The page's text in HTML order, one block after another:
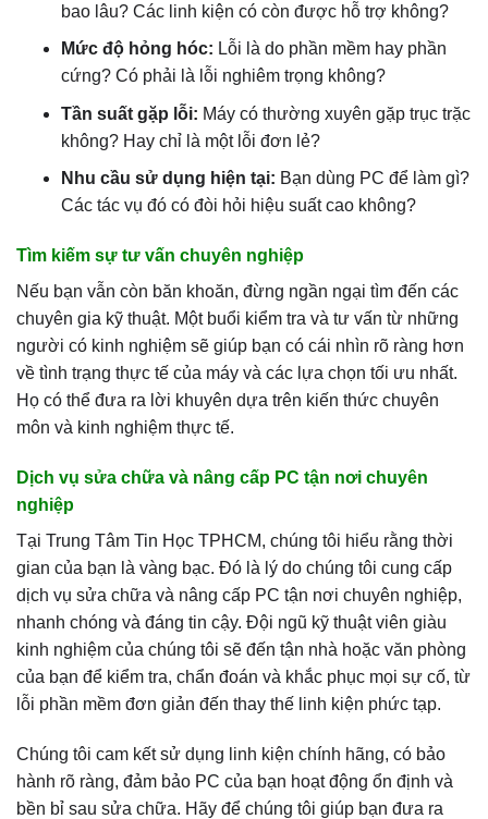
bao lâu? Các linh kiện có còn được hỗ trợ không?
Mức độ hỏng hóc: Lỗi là do phần mềm hay phần
cứng? Có phải là lỗi nghiêm trọng không?
Tần suất gặp lỗi: Máy có thường xuyên gặp trục trặc
không? Hay chỉ là một lỗi đơn lẻ?
Nhu cầu sử dụng hiện tại: Bạn dùng PC để làm gì?
Các tác vụ đó có đòi hỏi hiệu suất cao không?
Tìm kiếm sự tư vấn chuyên nghiệp
Nếu bạn vẫn còn băn khoăn, đừng ngần ngại tìm đến các
chuyên gia kỹ thuật. Một buổi kiểm tra và tư vấn từ những
người có kinh nghiệm sẽ giúp bạn có cái nhìn rõ ràng hơn
về tình trạng thực tế của máy và các lựa chọn tối ưu nhất.
Họ có thể đưa ra lời khuyên dựa trên kiến thức chuyên
môn và kinh nghiệm thực tế.
Dịch vụ sửa chữa và nâng cấp PC tận nơi chuyên
nghiệp
Tại Trung Tâm Tin Học TPHCM, chúng tôi hiểu rằng thời
gian của bạn là vàng bạc. Đó là lý do chúng tôi cung cấp
dịch vụ sửa chữa và nâng cấp PC tận nơi chuyên nghiệp,
nhanh chóng và đáng tin cậy. Đội ngũ kỹ thuật viên giàu
kinh nghiệm của chúng tôi sẽ đến tận nhà hoặc văn phòng
của bạn để kiểm tra, chẩn đoán và khắc phục mọi sự cố, từ
lỗi phần mềm đơn giản đến thay thế linh kiện phức tạp.
Chúng tôi cam kết sử dụng linh kiện chính hãng, có bảo
hành rõ ràng, đảm bảo PC của bạn hoạt động ổn định và
bền bỉ sau sửa chữa. Hãy để chúng tôi giúp bạn đưa ra